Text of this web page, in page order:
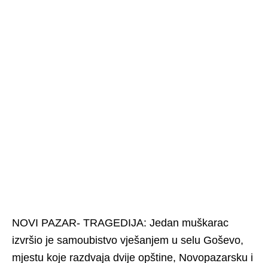
NOVI PAZAR- TRAGEDIJA: Jedan muškarac
izvršio je samoubistvo vješanjem u selu Goševo,
mjestu koje razdvaja dvije opštine, Novopazarsku i